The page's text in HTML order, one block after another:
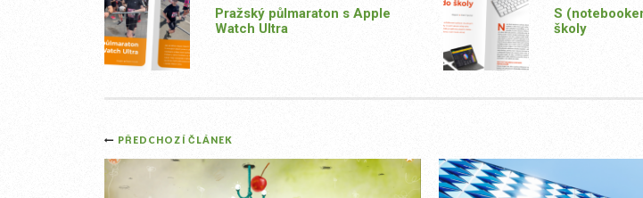
Pražský půlmaraton s Apple
Watch Ultra
S
školy
Post
navigation
PŘEDCHOZÍ ČLÁNEK